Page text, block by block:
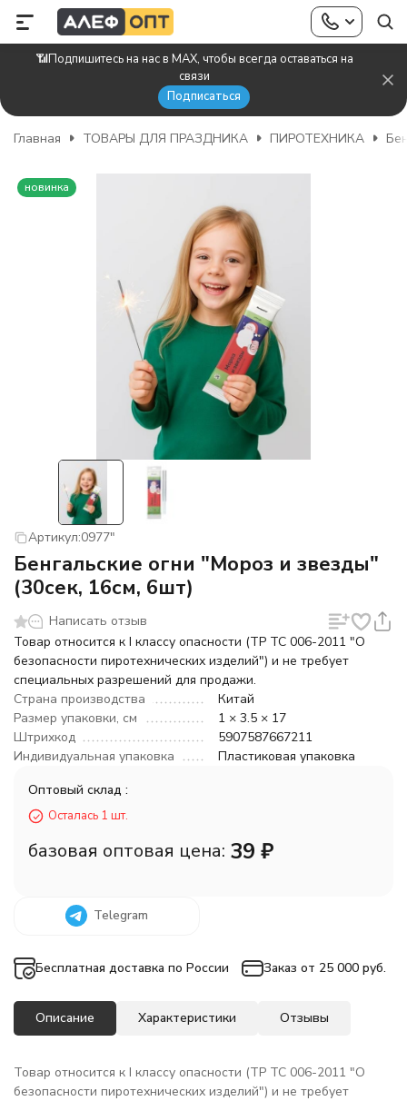
📶Подпишитесь на нас в MAX, чтобы всегда оставаться на
связи
Подписаться
Главная ТОВАРЫ ДЛЯ ПРАЗДНИКА ПИРОТЕХНИКА
новинка
Артикул:0977"
Бенгальские огни "Мороз и звезды"
(30сек, 16см, 6шт)
Написать отзыв
Товар относится к I классу опасности (ТР ТС 006-2011 "О
безопасности пиротехнических изделий") и не требует
специальных разрешений для продажи.
Страна производства
Китай
Размер упаковки, см
1 × 3.5 × 17
Штрихкод
5907587667211
Индивидуальная упаковка
Пластиковая упаковка
Оптовый склад :
Осталась 1 шт.
базовая оптовая цена: 39 ₽
Telegram
Бесплатная доставка по России Заказ от 25 000 руб.
Описание Характеристики Отзывы
Товар относится к I классу опасности (ТР ТС 006-2011 "О
безопасности пиротехнических изделий") и не требует